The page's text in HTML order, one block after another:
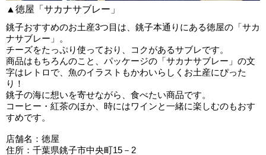
▲徳屋「サカナサブレー」
銚子おすすめのお土産3つ目は、銚子本通りにある徳屋の「サカ
ナサブレー」。
チーズをたっぷり使っており、コクがあるサブレです。
商品はもちろんのこと、パッケージの「サカナサブレー」の文
字はレトロで、魚のイラストもかわいらしくお土産にぴった
り！
銚子の海に想いを寄せながら、食べたい商品です。
コーヒー・紅茶のほか、時にはワインと一緒に楽しむのもおす
すめです。
店舗名：徳屋
住所：千葉県銚子市中央町15－2